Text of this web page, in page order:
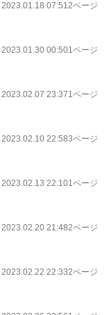
2023.01.18 07:512ページ
2023.01.30 00:501ページ
2023.02.07 23:371ページ
2023.02.10 22:583ページ
2023.02.13 22:101ページ
2023.02.20 21:482ページ
2023.02.22 22:332ページ